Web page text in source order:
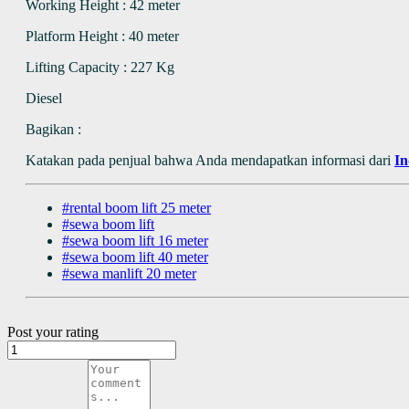
Working Height : 42 meter
Platform Height : 40 meter
Lifting Capacity : 227 Kg
Diesel
Bagikan :
Katakan pada penjual bahwa Anda mendapatkan informasi dari
#rental boom lift 25 meter
#sewa boom lift
#sewa boom lift 16 meter
#sewa boom lift 40 meter
#sewa manlift 20 meter
Post your rating